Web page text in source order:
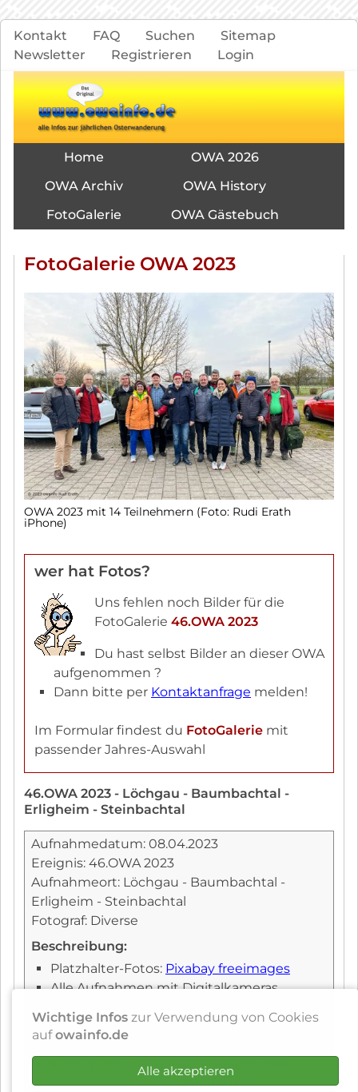
Navigation
überspringen
Kontakt FAQ Suchen
Sitemap
Newsletter
Registrieren Login
NavigationHome
OWA 2026
OWA Archiv
OWA History
FotoGalerie
OWA Gästebuch
FotoGalerie OWA 2023
OWA 2023 mit 14 Teilnehmern (Foto: Rudi Erath
iPhone)
wer hat Fotos?
Uns fehlen noch Bilder für die
FotoGalerie 46.OWA 2023
Du hast selbst Bilder an dieser OWA
aufgenommen ?
Dann bitte per Kontaktanfrage melden!
Im Formular findest du FotoGalerie mit
passender Jahres-Auswahl
46.OWA 2023 - Löchgau - Baumbachtal -
Erligheim - Steinbachtal
Aufnahmedatum: 08.04.2023
Ereignis: 46.OWA 2023
Aufnahmeort: Löchgau - Baumbachtal -
Erligheim - Steinbachtal
Fotograf: Diverse
Beschreibung:
Platzhalter-Fotos: Pixabay freeimages
Alle Aufnahmen mit Digitalkameras,
Bildbearbeitung Adobe PhotoShop-
Klick auf das Bild
öffnet die
Bildtext - imgroßen Bildformat
Wichtige Infos zur Verwendung von Cookies
aufowainfo.de
Alle akzeptieren